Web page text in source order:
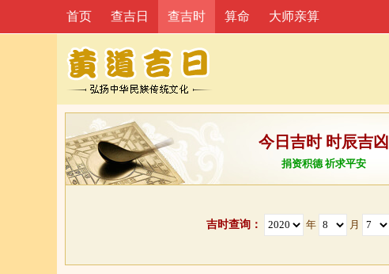
首页 查吉日 查吉时 算命 大师亲算
今日吉时 时辰吉凶
捐资积德 祈求平安
吉时查询： 年 月